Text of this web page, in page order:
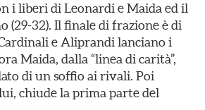
i liberi di Leonardi e Maida ed il
(29-32). Il finale di frazione è di
e Aliprandi lanciano i
Maida, dalla “linea di carità”,
di un soffio ai rivali. Poi
chiude la prima parte del